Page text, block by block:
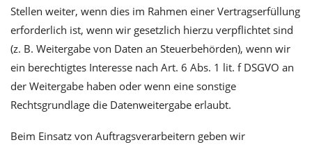
Stellen weiter, wenn dies im Rahmen einer Vertragserfüllung
erforderlich ist, wenn wir gesetzlich hierzu verpflichtet sind
(z. B. Weitergabe von Daten an Steuerbehörden), wenn wir
ein berechtigtes Interesse nach Art. 6 Abs. 1 lit. f DSGVO an
der Weitergabe haben oder wenn eine sonstige
Rechtsgrundlage die Datenweitergabe erlaubt.
Beim Einsatz von Auftragsverarbeitern geben wir